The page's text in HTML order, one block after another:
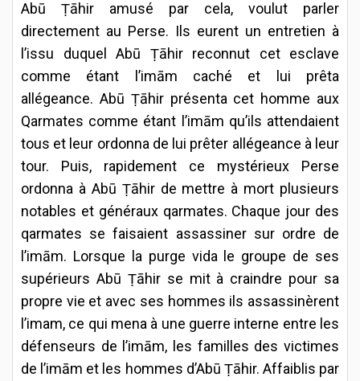
Abū Ṭāhir amusé par cela, voulut parler
directement au Perse. Ils eurent un entretien à
l’issu duquel Abū Ṭāhir reconnut cet esclave
comme étant l’imām caché et lui prêta
allégeance. Abū Ṭāhir présenta cet homme aux
Qarmates comme étant l’imām qu’ils attendaient
tous et leur ordonna de lui prêter allégeance à leur
tour. Puis, rapidement ce mystérieux Perse
ordonna à Abū Ṭāhir de mettre à mort plusieurs
notables et généraux qarmates. Chaque jour des
qarmates se faisaient assassiner sur ordre de
l’imām. Lorsque la purge vida le groupe de ses
supérieurs Abū Ṭāhir se mit à craindre pour sa
propre vie et avec ses hommes ils assassinèrent
l’imam, ce qui mena à une guerre interne entre les
défenseurs de l’imām, les familles des victimes
de l’imām et les hommes d’Abū Ṭāhir. Affaiblis par